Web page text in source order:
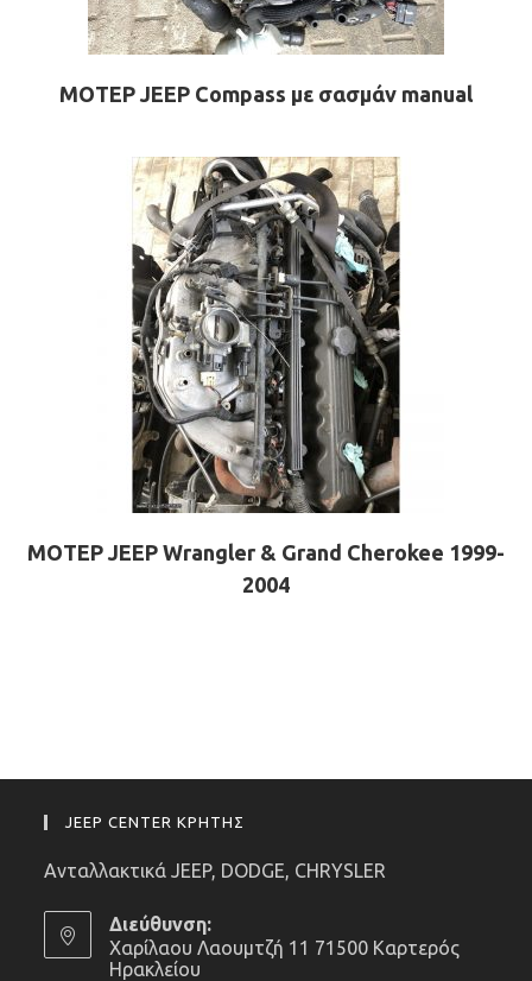
ΜΟΤΕΡ JEEP Compass με σασμάν manual
ΜΟΤΕΡ JEEP Wrangler & Grand Cherokee 1999-
2004
JEEP CENTER ΚΡΗΤΗΣ
Ανταλλακτικά JEEP, DODGE, CHRYSLER
Διεύθυνση:
Χαρίλαου Λαουμτζή 11 71500 Καρτερός
Ηρακλείου